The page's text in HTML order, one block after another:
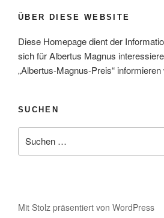
ÜBER DIESE WEBSITE
Diese Homepage dient der
sich für Albertus Magnus
„Albertus-Magnus-Preis“ informieren
SUCHEN
nach:
Mit Stolz präsentiert von WordPress